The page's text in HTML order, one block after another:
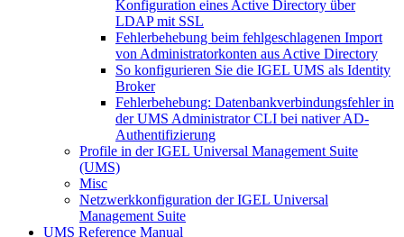
Konfiguration eines Active Directory über
LDAP mit SSL
Fehlerbehebung beim fehlgeschlagenen Import
von Administratorkonten aus Active Directory
So konfigurieren Sie die IGEL UMS als Identity
Broker
Fehlerbehebung: Datenbankverbindungsfehler in
der UMS Administrator CLI bei nativer AD-
Authentifizierung
Profile in der IGEL Universal Management Suite
(UMS)
Misc
Netzwerkkonfiguration der IGEL Universal
Management Suite
UMS Reference Manual